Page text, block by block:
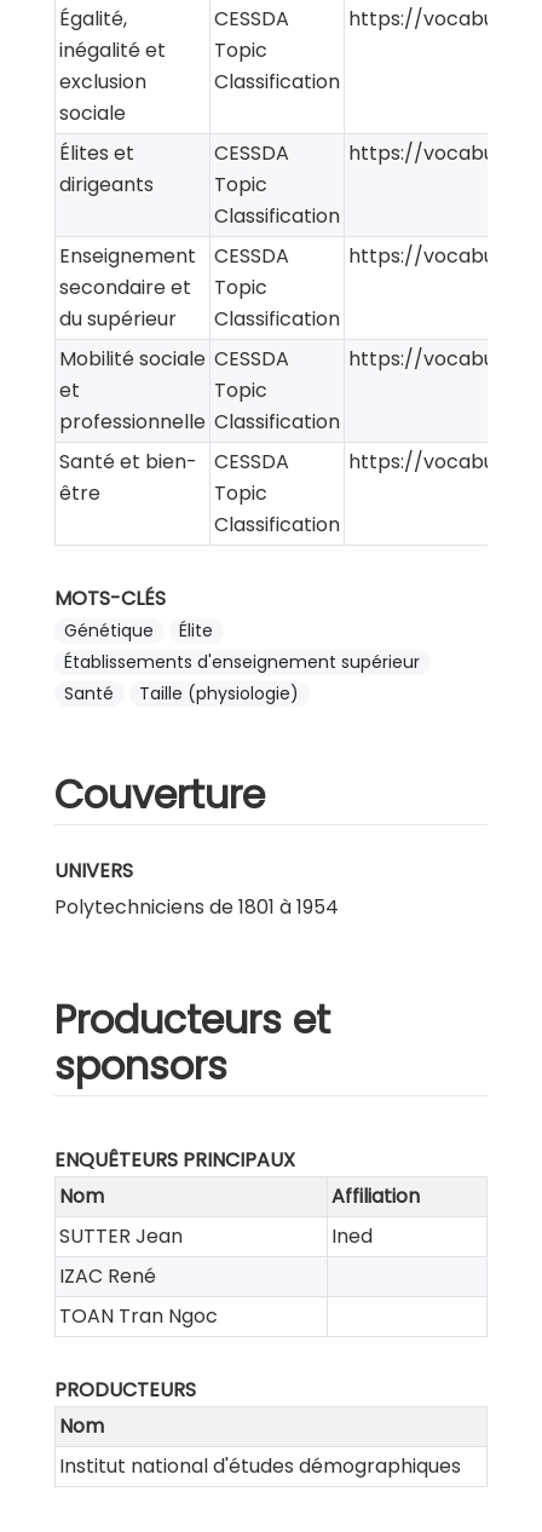
Égalité,
inégalité et
exclusion
sociale
CESSDA
Topic
Classification
https://
Élites et
dirigeants
CESSDA
Topic
Classification
https://
Enseignement
secondaire et
du supérieur
CESSDA
Topic
Classification
https://
Mobilité sociale
et
professionnelle
CESSDA
Topic
Classification
https://
Santé et bien-
être
CESSDA
Topic
Classification
https://
MOTS-CLÉS
Génétique
Élite
Établissements d'enseignement supérieur
Santé
Taille (physiologie)
Couverture
UNIVERS
Polytechniciens de 1801 à 1954
Producteurs et
sponsors
ENQUÊTEURS PRINCIPAUX
Nom
Affiliation
SUTTER Jean
Ined
IZAC René
TOAN Tran Ngoc
PRODUCTEURS
Nom
Institut national d'études démographiques